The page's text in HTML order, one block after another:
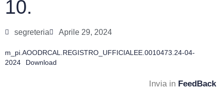
10.
segreteria Aprile 29, 2024
m_pi.AOODRCAL.REGISTRO_UFFICIALEE.0010473.24-04-
2024
Download
Invia in FeedBack